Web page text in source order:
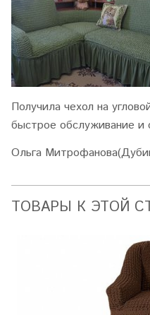
Получила чехол на
быстрое обслуживание и
Ольга
ТОВАРЫ К ЭТОЙ